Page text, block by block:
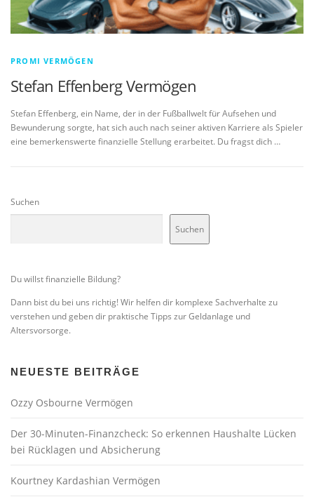
PROMI VERMÖGEN
Stefan Effenberg Vermögen
Stefan Effenberg, ein Name, der in der Fußballwelt für Aufsehen und
Bewunderung sorgte, hat sich auch nach seiner aktiven Karriere als Spieler
eine bemerkenswerte finanzielle Stellung erarbeitet. Du fragst dich …
Suchen
Suchen
Du willst finanzielle Bildung?
Dann bist du bei uns richtig! Wir helfen dir komplexe Sachverhalte zu
verstehen und geben dir praktische Tipps zur Geldanlage und
Altersvorsorge.
NEUESTE BEITRÄGE
Ozzy Osbourne Vermögen
Der 30-Minuten-Finanzcheck: So erkennen Haushalte Lücken
bei Rücklagen und Absicherung
Kourtney Kardashian Vermögen